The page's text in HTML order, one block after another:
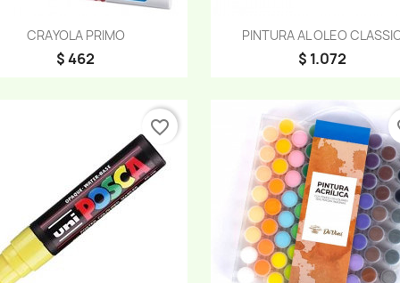
CRAYOLA PRIMO
$ 462
Vista rápida PINTURA AL OLEO
$ 1.072
Vista rápida
favorite_border